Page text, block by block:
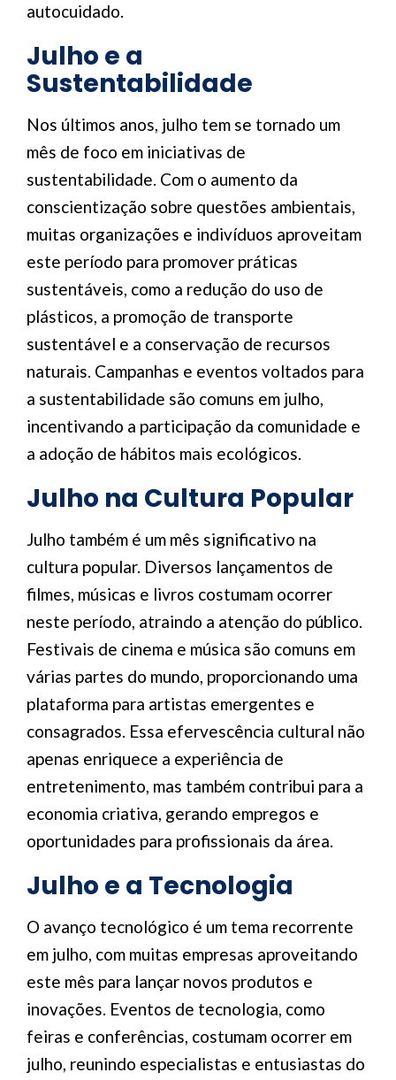
autocuidado.
Julho e a
Sustentabilidade
Nos últimos anos, julho tem se tornado um
mês de foco em iniciativas de
sustentabilidade. Com o aumento da
conscientização sobre questões ambientais,
muitas organizações e indivíduos aproveitam
este período para promover práticas
sustentáveis, como a redução do uso de
plásticos, a promoção de transporte
sustentável e a conservação de recursos
naturais. Campanhas e eventos voltados para
a sustentabilidade são comuns em julho,
incentivando a participação da comunidade e
a adoção de hábitos mais ecológicos.
Julho na Cultura Popular
Julho também é um mês significativo na
cultura popular. Diversos lançamentos de
filmes, músicas e livros costumam ocorrer
neste período, atraindo a atenção do público.
Festivais de cinema e música são comuns em
várias partes do mundo, proporcionando uma
plataforma para artistas emergentes e
consagrados. Essa efervescência cultural não
apenas enriquece a experiência de
entretenimento, mas também contribui para a
economia criativa, gerando empregos e
oportunidades para profissionais da área.
Julho e a Tecnologia
O avanço tecnológico é um tema recorrente
em julho, com muitas empresas aproveitando
este mês para lançar novos produtos e
inovações. Eventos de tecnologia, como
feiras e conferências, costumam ocorrer em
julho, reunindo especialistas e entusiastas do